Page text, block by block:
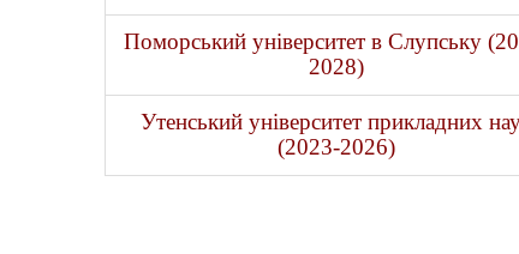
Поморський університет в Слупську
2028)
Утенський університет прикладних
(2023-2026)